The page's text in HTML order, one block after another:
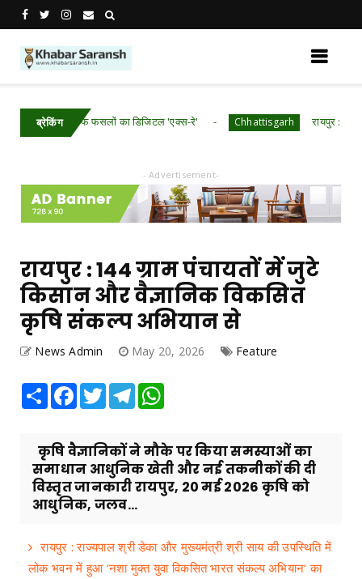
ब्रेकिंग
में खरीफ फसलों का डिजिटल 'एक्स-रे' Chhattisgarh रायपुर : मुख्यमंत्री
- Advertisement-
रायपुर : 144 ग्राम पंचायतों में जुटे
किसान और वैज्ञानिक विकसित
कृषि संकल्प अभियान से
News Admin May 20, 2026 Feature
Share Facebook
TwitterTelegram
कृषि वैज्ञानिकों ने मौके पर किया समस्याओं का
समाधान आधुनिक खेती और नई तकनीकों की दी
विस्तृत जानकारी रायपुर, 20 मई 2026 कृषि को
आधुनिक, जलव...
रायपुर : राज्यपाल श्री डेका और मुख्यमंत्री श्री साय की उपस्थिति में
लोक भवन में हुआ ‘नशा मुक्त युवा विकसित भारत संकल्प अभियान‘ का